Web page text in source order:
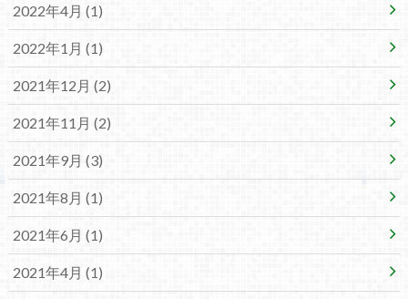
2022年4月 (1)
2022年1月 (1)
2021年12月 (2)
2021年11月 (2)
2021年9月 (3)
2021年8月 (1)
2021年6月 (1)
2021年4月 (1)